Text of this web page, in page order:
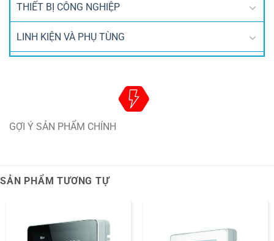
THIẾT BỊ CÔNG NGHIỆP
LINH KIỆN VÀ PHỤ TÙNG
GỢI Ý SẢN PHẨM CHÍNH
SẢN PHẨM TƯƠNG TỰ